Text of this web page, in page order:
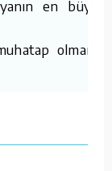
en büyük
olmanın